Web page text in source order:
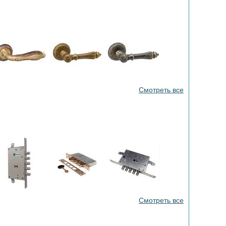
Смотреть все
Смотреть все